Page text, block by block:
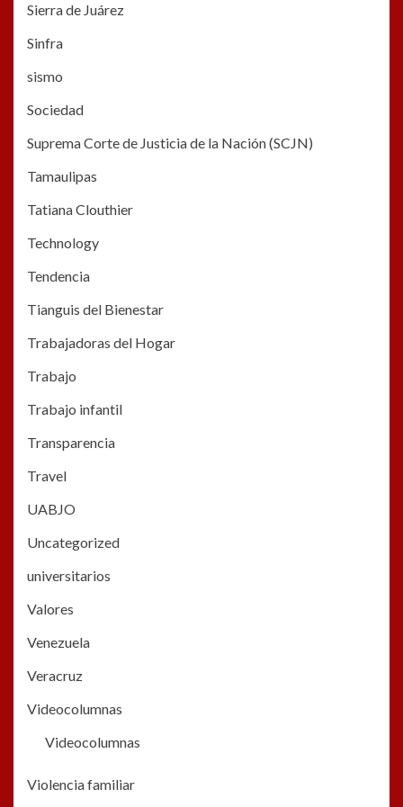
Sierra de Juárez
Sinfra
sismo
Sociedad
Suprema Corte de Justicia de la Nación (SCJN)
Tamaulipas
Tatiana Clouthier
Technology
Tendencia
Tianguis del Bienestar
Trabajadoras del Hogar
Trabajo
Trabajo infantil
Transparencia
Travel
UABJO
Uncategorized
universitarios
Valores
Venezuela
Veracruz
Videocolumnas
Videocolumnas
Violencia familiar